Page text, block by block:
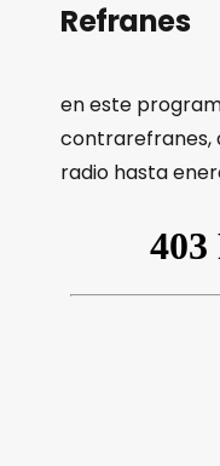
Refranes
en este
contrarefranes,
radio hasta